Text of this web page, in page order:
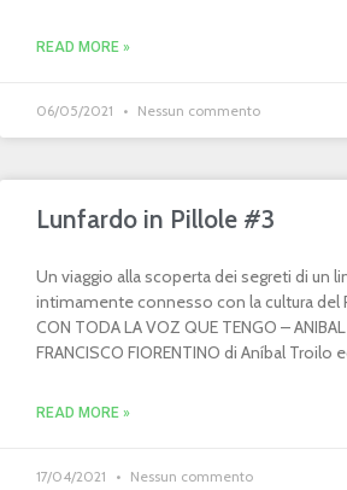
READ MORE »
06/05/2021 Nessun commento
Lunfardo in Pillole #3
Un viaggio alla scoperta dei segreti di un
intimamente connesso con la cultura del
CON TODA LA VOZ QUE TENGO –
FRANCISCO FIORENTINO di Aníbal Troilo
READ MORE »
17/04/2021 Nessun commento